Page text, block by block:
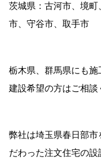
茨城県：古河市、境
市、守谷市、取手市
栃木県、群馬県にも
建設希望の方はご相談
弊社は埼玉県春日部市
だわった注文住宅の